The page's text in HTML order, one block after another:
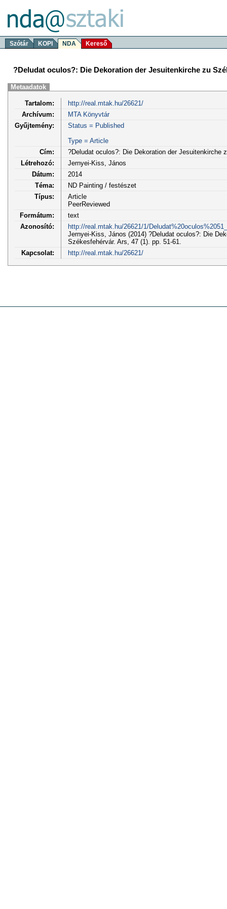
Szótár KOPI NDA Kereső
?Deludat oculos?: Die Dekoration der Jesuitenkirche zu
Metaadatok
Tartalom:
http://real.mtak.hu/26621/
Archívum:
MTA Könyvtár
Gyűjtemény:
Status = Published
Type = Article
Cím:
?Deludat oculos?: Die Dekoration der Jesuitenkirche
Létrehozó:
Jernyei-Kiss, János
Dátum:
2014
Téma:
ND Painting / festészet
Típus:
Article
PeerReviewed
Formátum:
text
Azonosító:
http://real.mtak.hu/26621/1/
Jernyei-Kiss, János (2014) ?Deludat oculos?: Die
Székesfehérvár. Ars, 47 (1). pp. 51-61.
Kapcsolat:
http://real.mtak.hu/26621/